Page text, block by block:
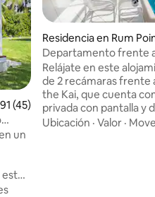
promedio: 4.91 de 5;
(45)
un
Residencia en Rum
Departamento frente
recámaras con
pantalla
Relájate en este
de 2 recámaras frente
the Kai, que cuenta
privada con pantalla y
cama tamaño king y
Ubicación · Valor ·